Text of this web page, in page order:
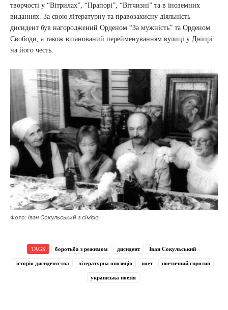
творчості у “Вітрилах”, “Прапорі”, “Вітчизні” та в іноземних
виданнях. За свою літературну та правозахисну діяльність
дисидент був нагороджений Орденом “За мужність” та Орденом
Свободи, а також вшанований перейменуванням вулиці у Дніпрі
на його честь.
Фото: Іван Сокульський з сім’єю
TAGS боротьба з режимом дисидент Іван Сокульський
історія дисидентства літературна опозиція поет поетичний спротив
українська поезія